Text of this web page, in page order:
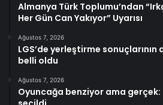
Almanya Türk Toplumu’ndan
Her Gün Can Yakıyor” Uyarısı
Ağustos 7, 2026
LGS’de yerleştirme sonuçlarının
belli oldu
Ağustos 7, 2026
Oyuncağa benziyor ama gerçek: